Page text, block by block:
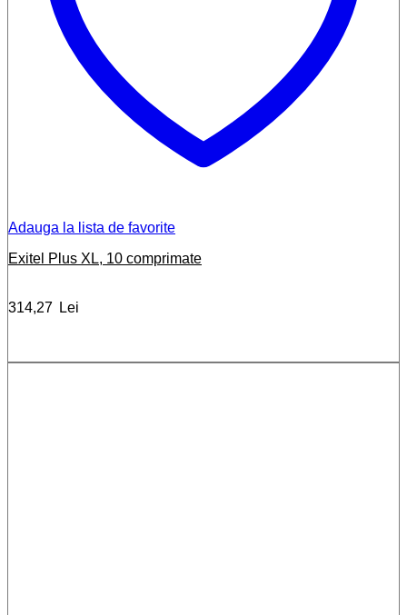
Adauga la lista de favorite
Exitel Plus XL, 10 comprimate
314,27 Lei